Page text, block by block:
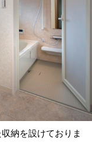
納を設けておりま